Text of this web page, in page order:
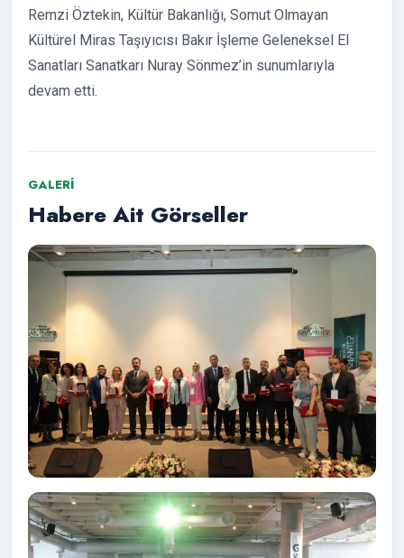
Remzi Öztekin, Kültür Bakanlığı, Somut Olmayan
Kültürel Miras Taşıyıcısı Bakır İşleme Geleneksel El
Sanatları Sanatkarı Nuray Sönmez’in sunumlarıyla
devam etti.
GALERI
Habere Ait Görseller